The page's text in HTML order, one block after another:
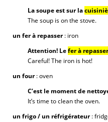
La soupe est sur la
The soup is on the stove.
un fer à repasser: iron
Attention! Lefer à repasser
Careful! The iron is hot!
un four: oven
C’est le moment de
It’s time to clean the oven.
un frigo / un réfrigérateur: